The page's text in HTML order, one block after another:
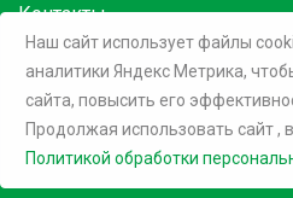
Контакты
Товары в розницу на
©2026 Терри Голд
Наш сайт использует файлы
аналитики Яндекс Метрика,
сайта, повысить его
Продолжая использовать сайт,
Политикой обработки